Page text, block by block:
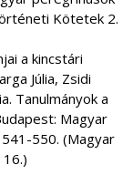
Kötetek 2.
a kincstári
Júlia, Zsidi
Tanulmányok a
Magyar
550. (Magyar